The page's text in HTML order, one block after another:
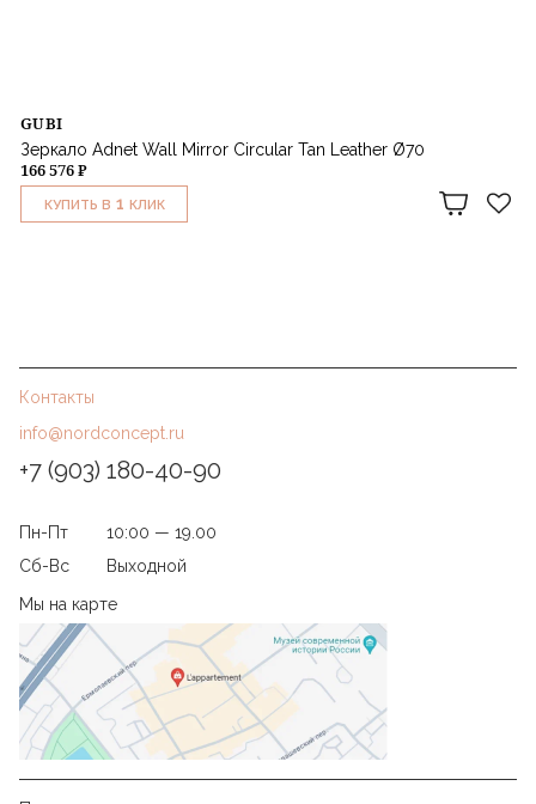
GUBI
Зеркало Adnet Wall Mirror Circular Tan Leather Ø70
166 576 ₽
КУПИТЬ В 1 КЛИК
Контакты
info@nordconcept.ru
+7 (903) 180-40-90
Пн-Пт
10:00 — 19.00
Сб-Вс
Выходной
Мы на карте